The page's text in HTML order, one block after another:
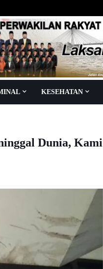
KESEHATAN
Dunia, Kami